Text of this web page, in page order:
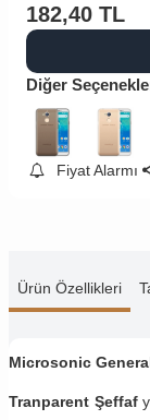
182,40 TL
Diğer
Fiyat Alarmı
Ürün Özellikleri
Microsonic
Tranparent Şeffaf